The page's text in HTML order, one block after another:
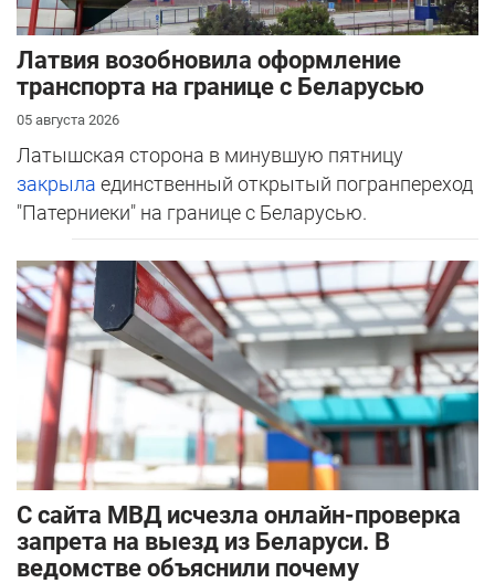
Латвия возобновила оформление
транспорта на границе с Беларусью
05 августа 2026
Латышская сторона в минувшую пятницу
закрыла единственный открытый погранпереход
"Патерниеки" на границе с Беларусью.
С сайта МВД исчезла онлайн-проверка
запрета на выезд из Беларуси. В
ведомстве объяснили почему